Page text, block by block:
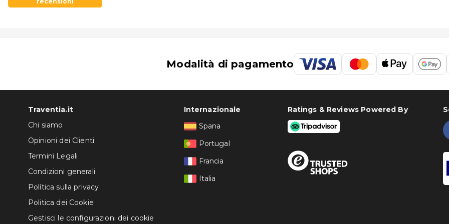
Club Nautico de Almerimar: 23 km
Modalità di pagamento
Traventia.it
Chi siamo
Opinioni dei Clienti
Termini Legali
Condizioni generali
Política sulla privacy
Politica dei Cookie
Gestisci le configurazioni dei cookie
Internazionale
Spana
Portugal
Francia
Italia
Ratings & Reviews Powered By